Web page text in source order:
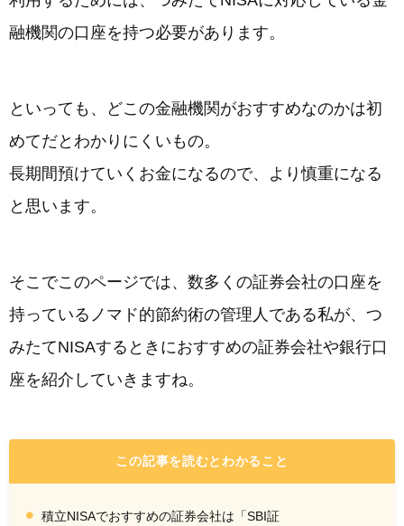
融機関の口座を持つ必要があります。
といっても、どこの金融機関がおすすめなのかは初
めてだとわかりにくいもの。
長期間預けていくお金になるので、より慎重になる
と思います。
そこでこのページでは、数多くの証券会社の口座を
持っているノマド的節約術の管理人である私が、つ
みたてNISAするときにおすすめの証券会社や銀行口
座を紹介していきますね。
この記事を読むとわかること
積立NISAでおすすめの証券会社は「SBI証